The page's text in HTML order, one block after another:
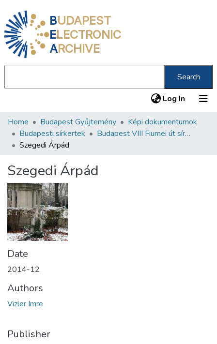
BUDAPEST
ELECTRONIC
ARCHIVE
Search
Log In (current)
Communities & Collections
All of DSpace
About us
Home Budapest Gyűjtemény
Képi dokumentumok
Budapesti sírkertek
Budapest VIII Fiumei út sírkert 1. rész
Szegedi Árpád
Szegedi Árpád
Date
2014-12
Authors
Vizler Imre
Publisher